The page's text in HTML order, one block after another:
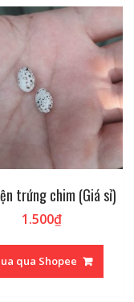
trứng chim (Giá sỉ)
1.500₫
qua Shopee